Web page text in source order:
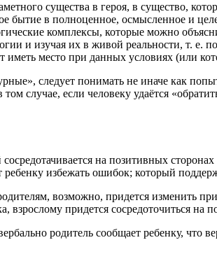
существа в героя, в существо,
бытие в полноценное, осмысленное и
комплексы, которые можно
и изучая их в живой реальности, т.
место при данных условиях (или
следует понимать не иначе как
случае, если человеку удаётся
на позитивных
избежать ошибок; который
возможно, придется изменить
придется сосредоточиться на
родитель сообщает ребенку, что